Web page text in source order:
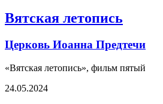
Вятская летопись
Церковь Иоанна Предтечи
«Вятская летопись», фильм пятый
24.05.2024